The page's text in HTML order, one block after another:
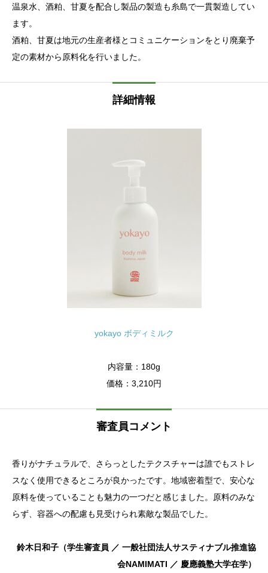
温泉水、酒粕、甘夏を配合し製品の製造も糸島で一貫製造してい
ます。
酒粕、甘夏は地元の生産者様とコミュニケーションをとり廃棄予
定の素材から原料化を行いました。
詳細情報
yokayo ボディミルク
内容量：180g
価格：3,210円
審査員コメント
香りがナチュラルで、さらっとしたテクスチャーは誰でもストレ
スなく使用できるところが良かったです。地域密着型で、安心な
原料を使っていることも魅力の一つだと感じました。原料のみな
らず、容器への配慮も見受けられ素敵な製品でした。
鈴木日和子（学生審査員 ／ 一般社団法人サスティナブル推進協
会NAMIMATI ／ 慶應義塾大学在学）